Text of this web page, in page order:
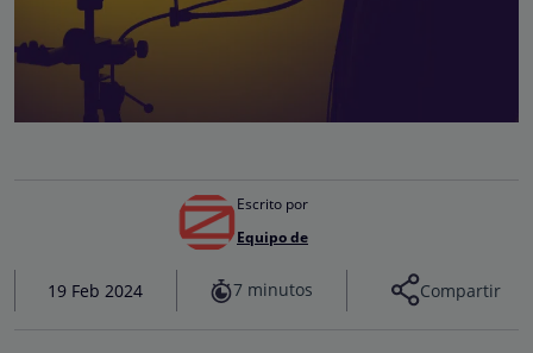
Escrito por
Equipo de
19 Feb 2024 7 minutos Compartir